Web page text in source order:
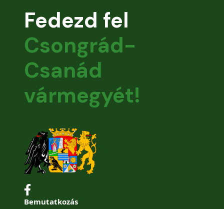
Fedezd fel
Csongrád-
Csanád
vármegyét!
Bemutatkozás